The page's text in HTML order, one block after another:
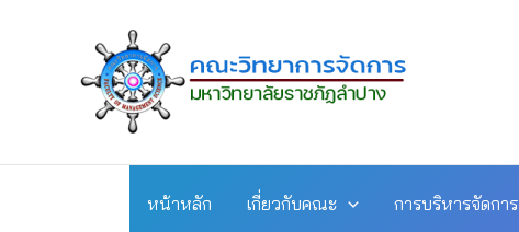
หน้าหลัก เกี่ยวกับคณะ การบริหารจัดการ